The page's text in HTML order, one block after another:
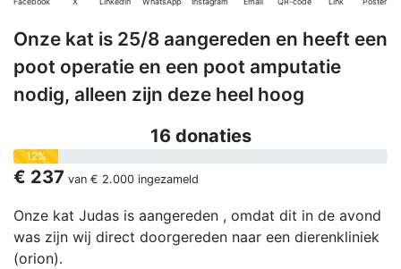
Onze kat is 25/8 aangereden en heeft een
poot operatie en een poot amputatie
nodig, alleen zijn deze heel hoog
16 donaties
12%
€ 237 van € 2.000 ingezameld
Onze kat Judas is aangereden , omdat dit in de avond
was zijn wij direct doorgereden naar een dierenkliniek
(orion).